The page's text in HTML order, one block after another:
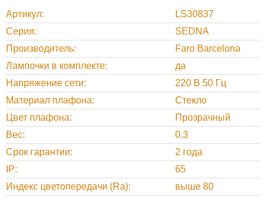
Артикул
LS30837
Серия
SEDNA
Производитель
Faro Barcelona
Лампочки в комплекте
да
Напряжение сети
220 В 50 Гц
Материал плафона
Стекло
Цвет плафона
Прозрачный
Вес
0,3
Срок гарантии
2 года
IP
65
Индекс цветопередачи (Ra)
выше 80